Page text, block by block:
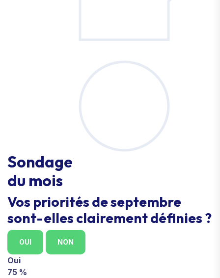
Sondage
du mois
Vos priorités de septembre
sont-elles clairement définies ?
OUI NON
Oui
75 %